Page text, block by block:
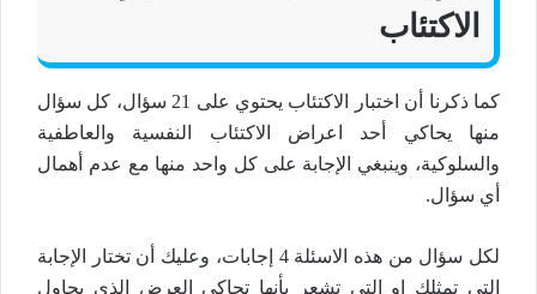
الاكتئاب
كما ذكرنا أن اختبار الاكتئاب يحتوي على 21 سؤال، كل سؤال
منها يحاكي أحد اعراض الاكتئاب النفسية والعاطفية
والسلوكية، وينبغي الإجابة على كل واحد منها مع عدم أهمال
أي سؤال.
لكل سؤال من هذه الاسئلة 4 إجابات، وعليك أن تختار الإجابة
التي تمثلك او التي تشعر بأنها تحاكي العرض الذي يحاول